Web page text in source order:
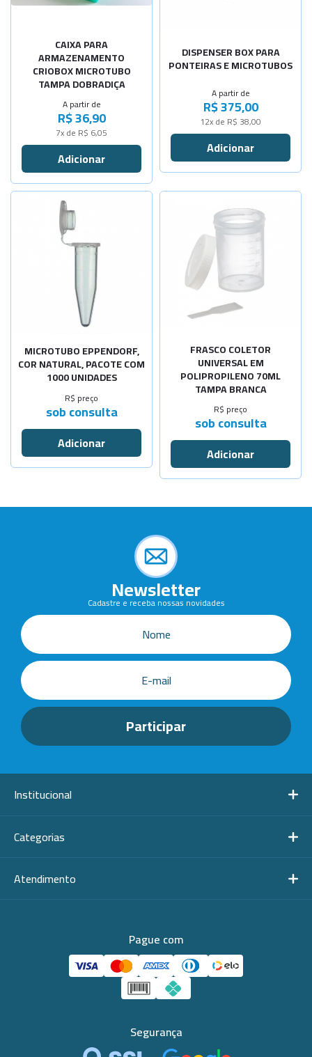
CAIXA PARA
ARMAZENAMENTO
CRIOBOX MICROTUBO
TAMPA DOBRADIÇA
A partir de
R$ 36,90
7x de R$ 6,05
- +
DISPENSER BOX PARA
PONTEIRAS E MICROTUBOS
A partir de
R$ 375,00
12x de R$ 38,00
MICROTUBO EPPENDORF,
COR NATURAL, PACOTE COM
1000 UNIDADES
R$ preço
sob consulta
FRASCO COLETOR
UNIVERSAL EM
POLIPROPILENO 70ML
TAMPA BRANCA
R$ preço
sob consulta
Newsletter
Cadastre e receba nossas novidades
Institucional
Categorias
Atendimento
Pague com
Segurança